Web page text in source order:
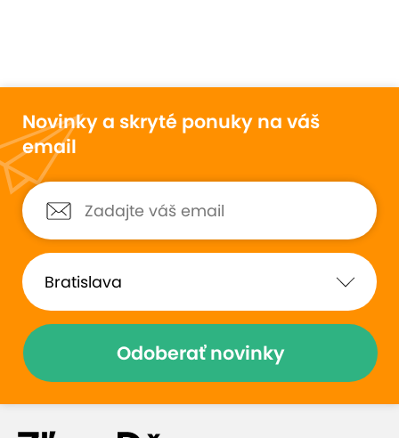
Novinky a skryté ponuky na váš
email
Odoberať novinky